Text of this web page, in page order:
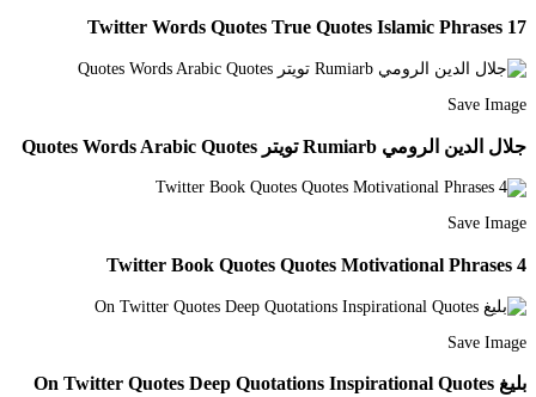
17 Twitter Words Quotes True Quotes Islamic Phrases
Save Image
جلال الدين الرومي Rumiarb تويتر Quotes Words Arabic Quotes
Save Image
4 Twitter Book Quotes Quotes Motivational Phrases
Save Image
بليغ On Twitter Quotes Deep Quotations Inspirational Quotes